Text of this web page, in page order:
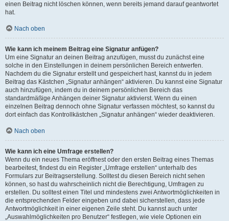
einen Beitrag nicht löschen können, wenn bereits jemand darauf geantwortet
hat.
Nach oben
Wie kann ich meinem Beitrag eine Signatur anfügen?
Um eine Signatur an deinen Beitrag anzufügen, musst du zunächst eine
solche in den Einstellungen in deinem persönlichen Bereich entwerfen.
Nachdem du die Signatur erstellt und gespeichert hast, kannst du in jedem
Beitrag das Kästchen „Signatur anhängen“ aktivieren. Du kannst eine Signatur
auch hinzufügen, indem du in deinem persönlichen Bereich das
standardmäßige Anhängen deiner Signatur aktivierst. Wenn du einen
einzelnen Beitrag dennoch ohne Signatur verfassen möchtest, so kannst du
dort einfach das Kontrollkästchen „Signatur anhängen“ wieder deaktivieren.
Nach oben
Wie kann ich eine Umfrage erstellen?
Wenn du ein neues Thema eröffnest oder den ersten Beitrag eines Themas
bearbeitest, findest du ein Register „Umfrage erstellen“ unterhalb des
Formulars zur Beitragserstellung. Solltest du diesen Bereich nicht sehen
können, so hast du wahrscheinlich nicht die Berechtigung, Umfragen zu
erstellen. Du solltest einen Titel und mindestens zwei Antwortmöglichkeiten in
die entsprechenden Felder eingeben und dabei sicherstellen, dass jede
Antwortmöglichkeit in einer eigenen Zeile steht. Du kannst auch unter
„Auswahlmöglichkeiten pro Benutzer“ festlegen, wie viele Optionen ein